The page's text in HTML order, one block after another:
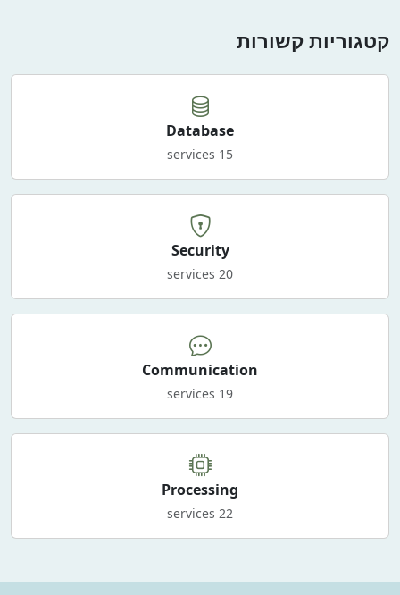
קטגוריות קשורות
Database
15 services
Security
20 services
Communication
19 services
Processing
22 services